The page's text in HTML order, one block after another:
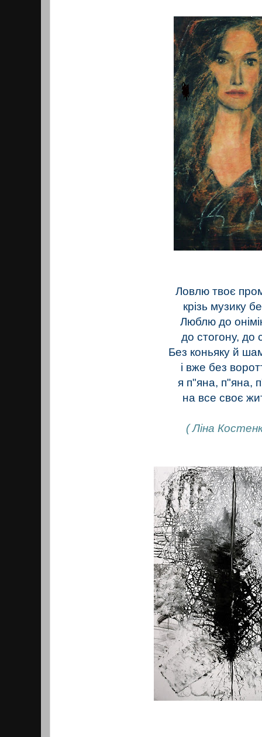
Ловлю твоє
крізь музику
Люблю до
до стогону, до
Без коньяку й
і вже без
я п"яна, п"яна,
на все своє
( Ліна